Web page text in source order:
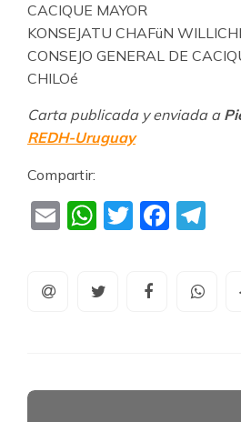
CACIQUE MAYOR
KONSEJATU CHAFüN
CONSEJO GENERAL DE
CHILOé
Carta publicada y enviada a
REDH-Uruguay
Compartir:
EmailWhatsApp
Twitter